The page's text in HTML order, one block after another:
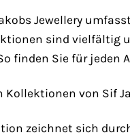
Jewellery
sind vielfältig
finden Sie für jeden
von Sif
zeichnet sich